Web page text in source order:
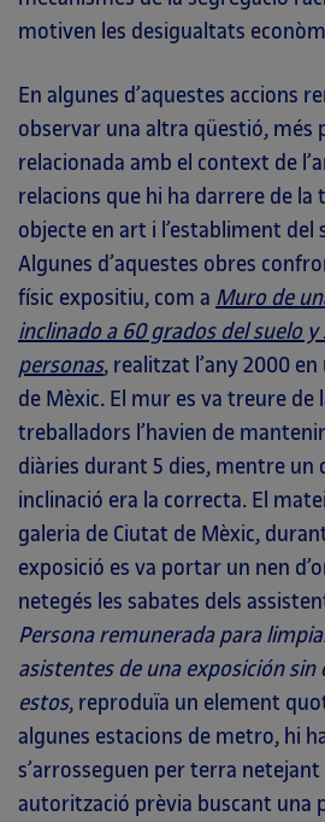
motiven les desigualtats
En algunes d’aquestes accions
observar una altra qüestió, més
relacionada amb el context de
relacions que hi ha darrere de la
objecte en art i l’establiment
Algunes d’aquestes obres
físic expositiu, com a Muro de
inclinado a 60 grados del suelo
personas, realitzat l’any 2000
de Mèxic. El mur es va treure de
treballadors l’havien de
diàries durant 5 dies, mentre un
inclinació era la correcta. El
galeria de Ciutat de Mèxic,
exposició es va portar un nen
netegés les sabates dels
Persona remunerada para
asistentes de una exposición
estos, reproduïa un element
algunes estacions de metro, hi
s’arrosseguen per terra netejant
autorització prèvia buscant una